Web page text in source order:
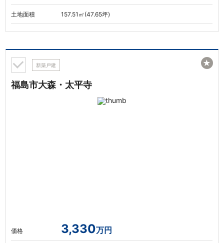
土地面積 157.51㎡(47.65坪)
新築戸建
福島市大森・太平寺
価格 3,330万円
★